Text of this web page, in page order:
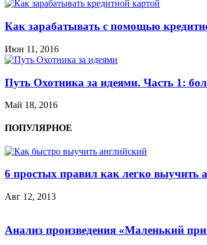
Как зарабатывать с помощью
Июн 11, 2016
Путь Охотника за идеями. Часть 1:
Май 18, 2016
ПОПУЛЯРНОЕ
6 простых правил как легко выучить
Авг 12, 2013
Анализ произведения «Маленький